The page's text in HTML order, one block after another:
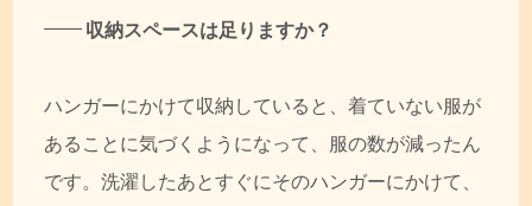
収納スペースは足りますか？
ハンガーにかけて収納していると、着ていない服が
あることに気づくようになって、服の数が減ったん
です。洗濯したあとすぐにそのハンガーにかけて、